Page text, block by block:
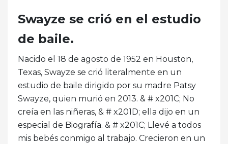
Swayze se crió en el estudio
de baile.
Nacido el 18 de agosto de 1952 en Houston,
Texas, Swayze se crió literalmente en un
estudio de baile dirigido por su madre Patsy
Swayze, quien murió en 2013. & # x201C; No
creía en las niñeras, & # x201D; ella dijo en un
especial de Biografía. & # x201C; Llevé a todos
mis bebés conmigo al trabajo. Crecieron en un